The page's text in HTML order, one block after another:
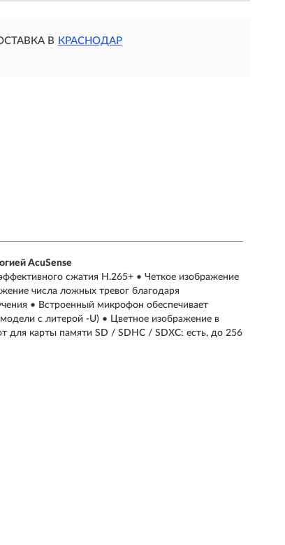
В КРАСНОДАР
AcuSense
сжатия H.265+ • Четкое изображение
числа ложных тревог благодаря
• Встроенный микрофон обеспечивает
с литерой -U) • Цветное изображение в
для карты памяти SD / SDHC / SDXC: есть, до 256